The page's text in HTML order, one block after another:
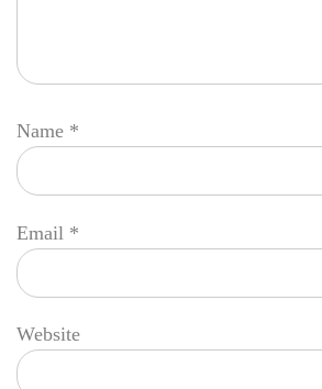
Name *
Email *
Website